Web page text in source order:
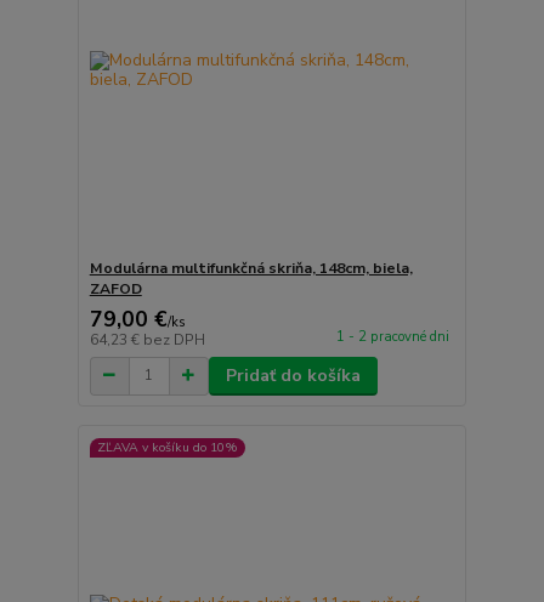
Modulárna multifunkčná skriňa, 148cm, biela,
ZAFOD
79,00 €/ks
64,23 € bez DPH 1 - 2 pracovné dni
Pridať do košíka
ZĽAVA v košíku do 10%